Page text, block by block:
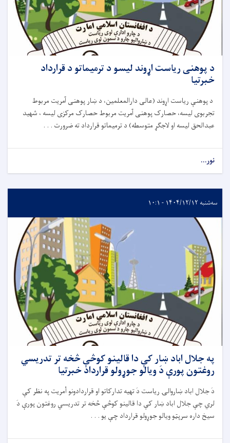
د پوهنی ریاست اړوند لیسو د ترمیماتو د قرارداد
خبرتیا
د پوهنې ریاست اړوند (عالی دارالمعلمین، د ښار پوهنی آمریت مربوط
تجربوی لیسه، حصارک پوهنی آمریت مربوط حصارک مرکزی لیسه ، شهید
عبدالحق لیسه او لاجګړ متوسطه) د ترمیماتو قرارداد ته ضرورت . . .
نور...
سه‌شنبه ۱۴۰۴/۱۲/۱۲ - ۱۰:۱
په جلال اباد ښار کې دا قالينو کوڅې څخه تر تدريسي
روغتون پورې دَ ويالو جوړولو قرارداد خبرتیا
دَ جلال اباد ښاروالۍ ریاست دَ تهيه تدارکاتو او قراردادونو أمريت په نظر کې
لري چې جلال اباد ښار کې دا قالينو کوڅې څخه تر تدريسي روغتون پورې دَ
سيخ داره سرپټو ويالو جوړولو قرارداد چې يو . . .